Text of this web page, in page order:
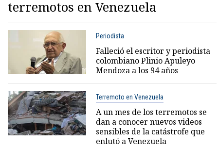
terremotos en Venezuela
Periodista
Falleció el escritor y periodista
colombiano Plinio Apuleyo
Mendoza a los 94 años
Terremoto en Venezuela
A un mes de los terremotos se
dan a conocer nuevos videos
sensibles de la catástrofe que
enlutó a Venezuela